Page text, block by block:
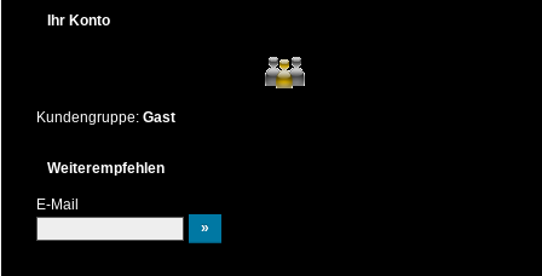
Ihr Konto
Kundengruppe: Gast
Weiterempfehlen
E-Mail